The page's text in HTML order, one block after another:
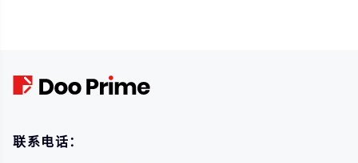
联系电话：